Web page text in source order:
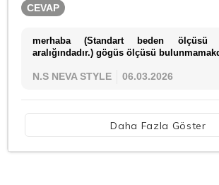
CEVAP
merhaba (Standart beden ölçüsü
aralığındadır.) gögüs ölçüsü
N.S NEVA STYLE 06.03.2026
Daha Fazla Göster